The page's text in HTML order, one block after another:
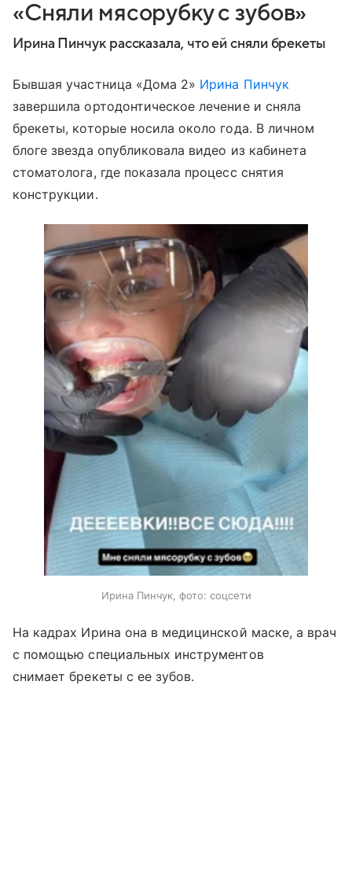
«Сняли мясорубку с зубов»
Ирина Пинчук рассказала, что ей сняли брекеты
Бывшая участница «Дома 2» Ирина Пинчук
завершила ортодонтическое лечение и сняла
брекеты, которые носила около года. В личном
блоге звезда опубликовала видео из кабинета
стоматолога, где показала процесс снятия
конструкции.
Ирина Пинчук, фото: соцсети
На кадрах Ирина она в медицинской маске, а врач
с помощью специальных инструментов
снимает брекеты с ее зубов.